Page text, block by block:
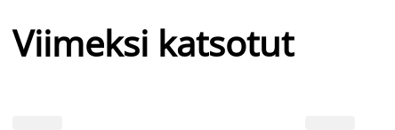
Viimeksi katsotut